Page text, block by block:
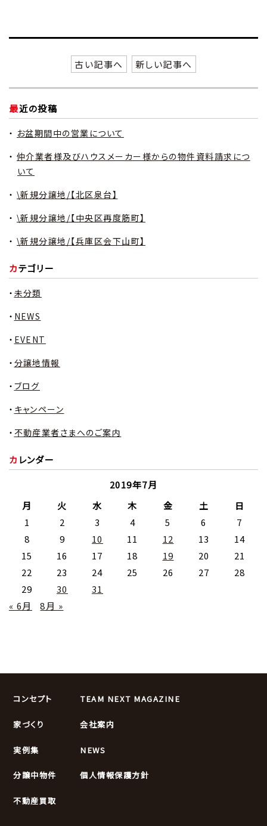
古い記事へ 新しい記事へ
最近の投稿
お盆期間中の営業について
仲介業者様及びハウスメーカー様からの物件資料請求につ
いて
\新規分譲地/【北区泉台】
\新規分譲地/【中央区再度筋町】
\新規分譲地/【兵庫区会下山町】
カテゴリー
未分類
NEWS
EVENT
分譲地情報
ブログ
キャンペーン
不動産業者さまへのご案内
カレンダー
2019年7月
月
火 水 木 金 土
日
1
2 3 4 5 6
7
8
9 10 11 12 13
14
15
16 17 18 19 20
21
22
23 24 25 26 27
28
29
30
31
« 6月
8月 »
コンセプト
家づくり
実例集
分譲中物件
不動産買取
TEAM NEXT MAGAZINE
会社案内
NEWS
個人情報保護方針